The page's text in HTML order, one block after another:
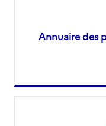
Annuaire des